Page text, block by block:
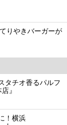
りやきバーガーが
タチオ香るパルフ
』
！横浜